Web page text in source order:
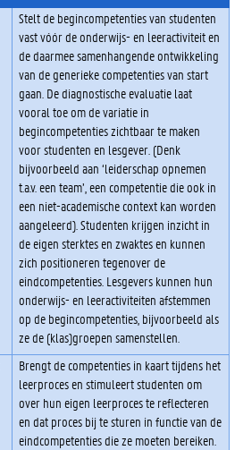
Stelt de begincompetenties van studenten
vast vóór de onderwijs- en leeractiviteit en
de daarmee samenhangende ontwikkeling
van de generieke competenties van start
gaan. De diagnostische evaluatie laat
vooral toe om de variatie in
begincompetenties zichtbaar te maken
voor studenten en lesgever. (Denk
bijvoorbeeld aan ‘leiderschap opnemen
t.a.v. een team’, een competentie die ook in
een niet-academische context kan worden
aangeleerd). Studenten krijgen inzicht in
de eigen sterktes en zwaktes en kunnen
zich positioneren tegenover de
eindcompetenties. Lesgevers kunnen hun
onderwijs- en leeractiviteiten afstemmen
op de begincompetenties, bijvoorbeeld als
ze de (klas)groepen samenstellen.
Brengt de competenties in kaart tijdens het
leerproces en stimuleert studenten om
over hun eigen leerproces te reflecteren
en dat proces bij te sturen in functie van de
eindcompetenties die ze moeten bereiken.